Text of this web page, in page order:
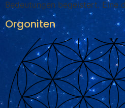
Bedeutungen begeistert. Eine
Orgoniten